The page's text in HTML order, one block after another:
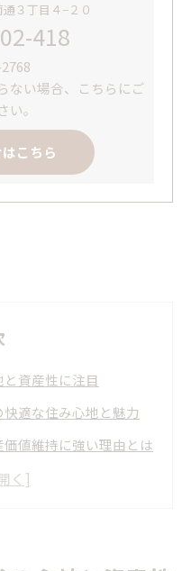
３丁目４−２０
418
ない場合、こちらにご
い。
こちら
資産性に注目
適な住み心地と魅力
値維持に強い理由とは
すべき住環境の条件